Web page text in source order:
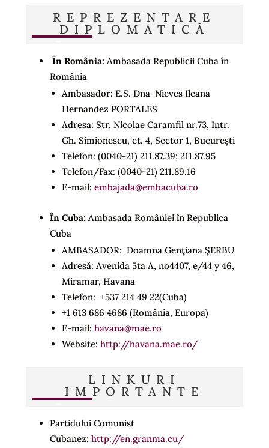
REPREZENTARE
DIPLOMATICĂ
În România: Ambasada Republicii Cuba în
România
Ambasador: E.S. Dna Nieves Ileana
Hernandez PORTALES
Adresa: Str. Nicolae Caramfil nr.73, Intr.
Gh. Simionescu, et. 4, Sector 1, Bucureşti
Telefon: (0040-21) 211.87.39; 211.87.95
Telefon/Fax: (0040-21) 211.89.16
E-mail: embajada@embacuba.ro
În Cuba: Ambasada României în Republica
Cuba
AMBASADOR: Doamna Genţiana ŞERBU
Adresă: Avenida 5ta A, no4407, e/44 y 46,
Miramar, Havana
Telefon: +537 214 49 22(Cuba)
+1 613 686 4686 (România, Europa)
E-mail: havana@mae.ro
Website: http://havana.mae.ro/
LINKURI
IMPORTANTE
Partidului Comunist
Cubanez: http://en.granma.cu/